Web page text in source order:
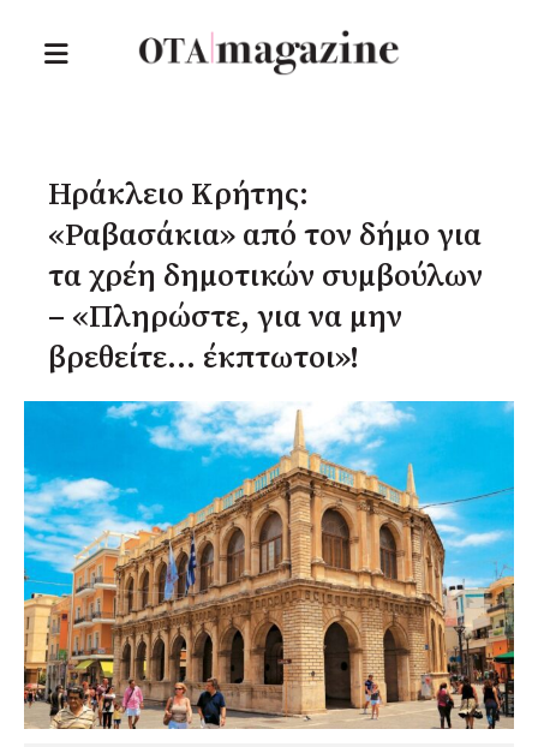
Ηράκλειο Κρήτης:
«Ραβασάκια» από τον δήμο για
τα χρέη δημοτικών συμβούλων
– «Πληρώστε, για να μην
βρεθείτε… έκπτωτοι»!